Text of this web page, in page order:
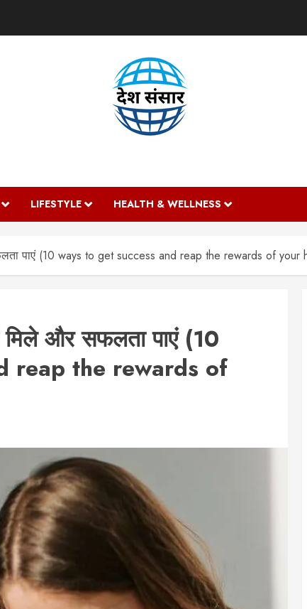
LIFESTYLE HEALTH & WELLNESS
पाएं (10 ways to get success and reap the rewards of your
और सफलता पाएं (10
reap the rewards of